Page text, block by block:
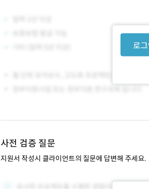
로
사전 검증 질문
지원서 작성시 클라이언트의 질문에 답변해 주세요.